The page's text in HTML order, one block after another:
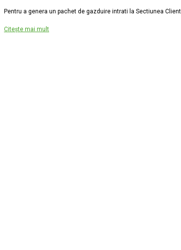
Pentru a genera un pachet de gazduire intrati la Sectiunea
Citește mai mult